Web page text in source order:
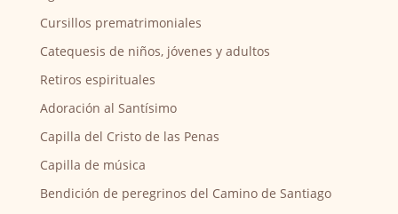
Cursillos prematrimoniales
Catequesis de niños, jóvenes y adultos
Retiros espirituales
Adoración al Santísimo
Capilla del Cristo de las Penas
Capilla de música
Bendición de peregrinos del Camino de Santiago